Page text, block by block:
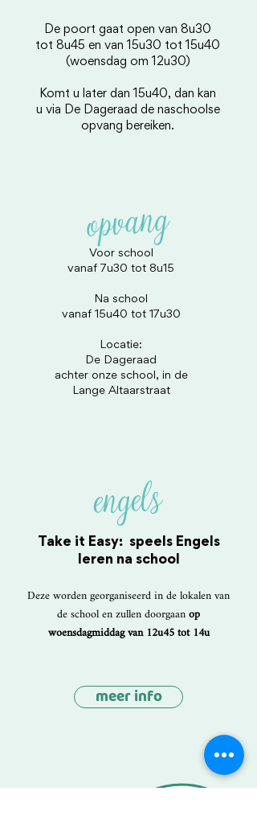
De poort gaat open van 8u30
tot 8u45 en van 15u30 tot 15u40
(woensdag om 12u30)
Komt u later dan 15u40, dan kan
u via De Dageraad de naschoolse
opvang bereiken.
opvang
Voor school
vanaf 7u30 tot 8u15​
Na school
vanaf 15u40 tot 17u30
Locatie:
De Dageraad
achter onze school, in de
Lange Altaarstraat
engels
Take it Easy: speels Engels
leren na school
Deze worden georganiseerd in de lokalen van
de school en zullen doorgaanop
woensdagmiddag van 12u45 tot 14u
meer info